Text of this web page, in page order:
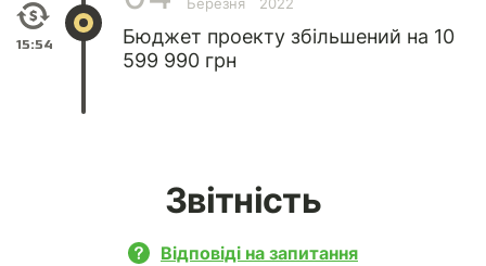
15:54
Березня 2022
Бюджет проекту збільшений на 10
599 990 грн
Звітність
Відповіді на запитання